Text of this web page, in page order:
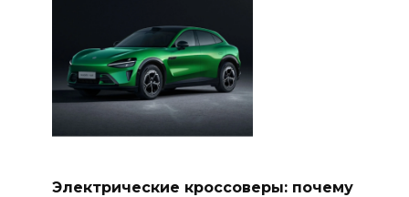
Электрические кроссоверы: почему